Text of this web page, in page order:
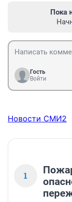
Пока
Гость
Войти
Новости СМИ2
1